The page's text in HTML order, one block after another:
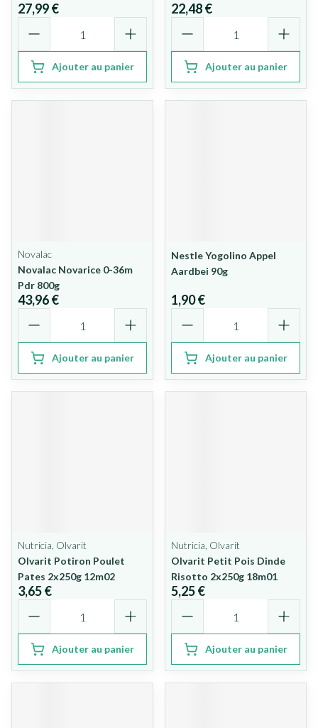
27,99 €
Ajouter au panier
22,48 €
Ajouter au panier
Novalac
Novalac Novarice 0-36m
Pdr 800g
43,96 €
Ajouter au panier
Nestle Yogolino Appel
Aardbei 90g
1,90 €
Ajouter au panier
Nutricia, Olvarit
Olvarit Potiron Poulet
Pates 2x250g 12m02
3,65 €
Ajouter au panier
Nutricia, Olvarit
Olvarit Petit Pois Dinde
Risotto 2x250g 18m01
5,25 €
Ajouter au panier